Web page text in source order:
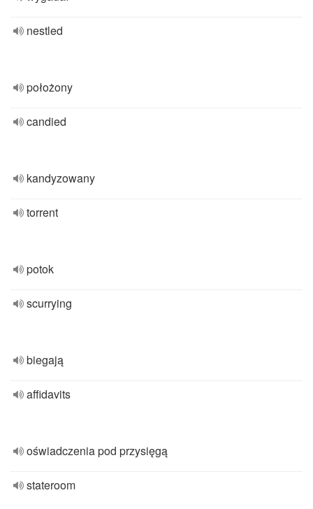
nestled
położony
candied
kandyzowany
torrent
potok
scurrying
biegają
affidavits
oświadczenia pod przysięgą
stateroom